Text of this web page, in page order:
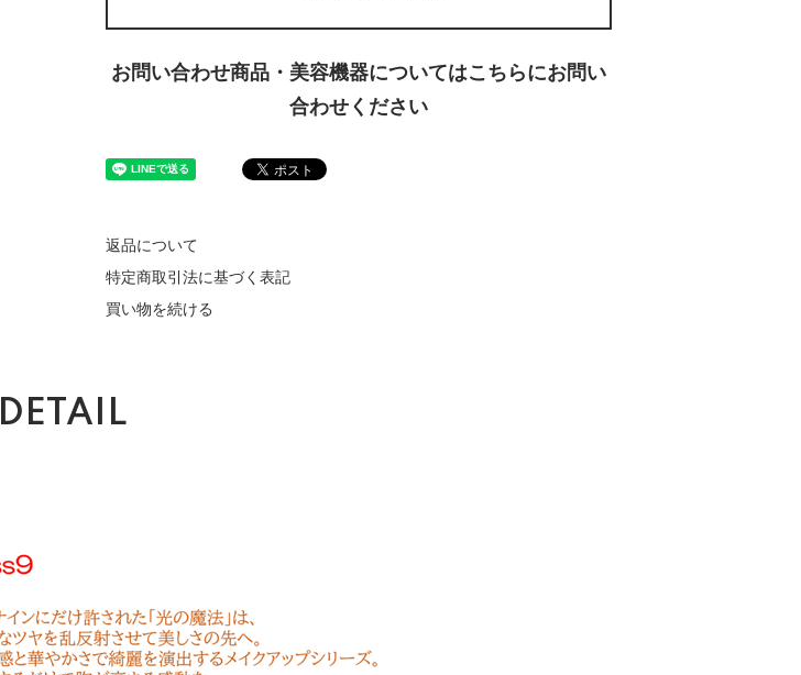
お問い合わせ商品・美容機器についてはこちらにお問い
合わせください
返品について
特定商取引法に基づく表記
買い物を続ける
DETAIL